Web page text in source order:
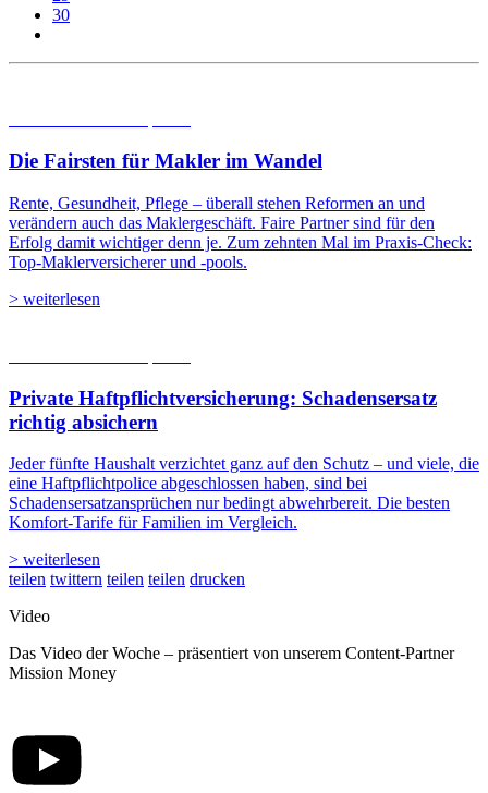
30
Die Fairsten für Makler im Wandel
Rente, Gesundheit, Pflege – überall stehen Reformen an und
verändern auch das Maklergeschäft. Faire Partner sind für den
Erfolg damit wichtiger denn je. Zum zehnten Mal im Praxis-Check:
Top-Maklerversicherer und -pools.
> weiterlesen
Private Haftpflicht­versicherung: Schadensersatz
richtig absichern
Jeder fünfte Haushalt verzichtet ganz auf den Schutz – und viele, die
eine Haftpflichtpolice abgeschlossen haben, sind bei
Schadensersatzansprüchen nur bedingt abwehrbereit. Die besten
Komfort-Tarife für Familien im Vergleich.
> weiterlesen
teilen twittern teilen teilen drucken
Video
Das Video der Woche – präsentiert von unserem Content-Partner
Mission Money